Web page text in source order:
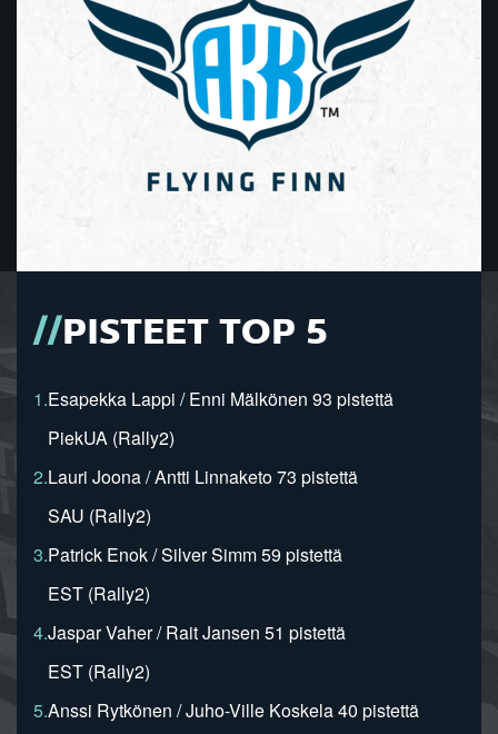
PISTEET TOP 5
1.Esapekka Lappi / Enni Mälkönen 93 pistettä
PiekUA (Rally2)
2.Lauri Joona / Antti Linnaketo 73 pistettä
SAU (Rally2)
3.Patrick Enok / Silver Simm 59 pistettä
EST (Rally2)
4.Jaspar Vaher / Rait Jansen 51 pistettä
EST (Rally2)
5.Anssi Rytkönen / Juho-Ville Koskela 40 pistettä